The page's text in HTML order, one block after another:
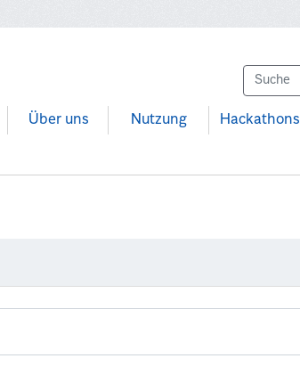
Über uns Nutzung Hackathons